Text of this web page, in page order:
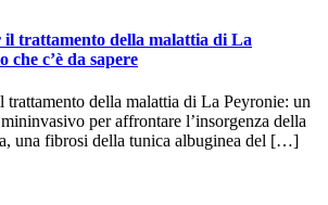
trattamento della malattia di La
c’è da sapere
della malattia di La Peyronie: un
per affrontare l’insorgenza della
una fibrosi della tunica albuginea del […]